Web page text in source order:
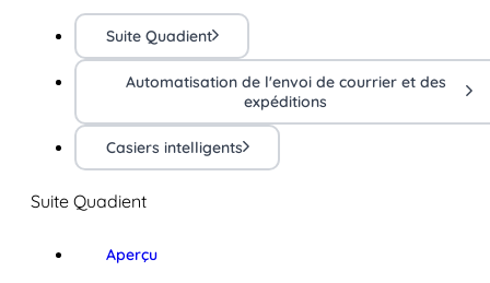
Suite Quadient
Automatisation de l'envoi de courrier et des
expéditions
Casiers intelligents
Suite Quadient
Aperçu